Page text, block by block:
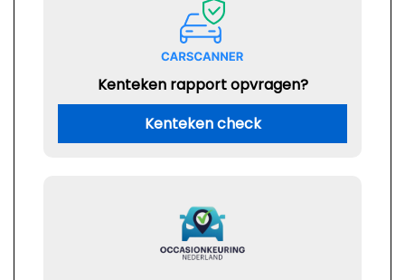
Kenteken rapport opvragen?
Kenteken check